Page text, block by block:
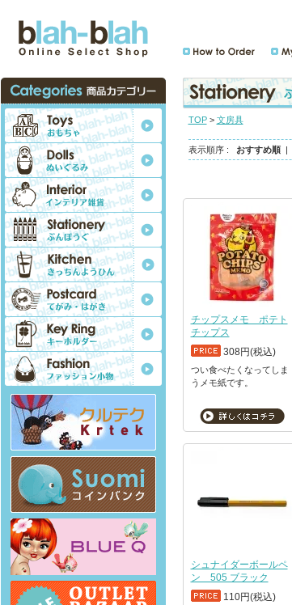
TOP> 文房具
表示順序 : おすすめ順|
チップスメモ ポテト
チップス
308円(税込)
つい食べたくなってしま
うメモ紙です。
シュナイダーボールペ
ン 505 ブラック
110円(税込)